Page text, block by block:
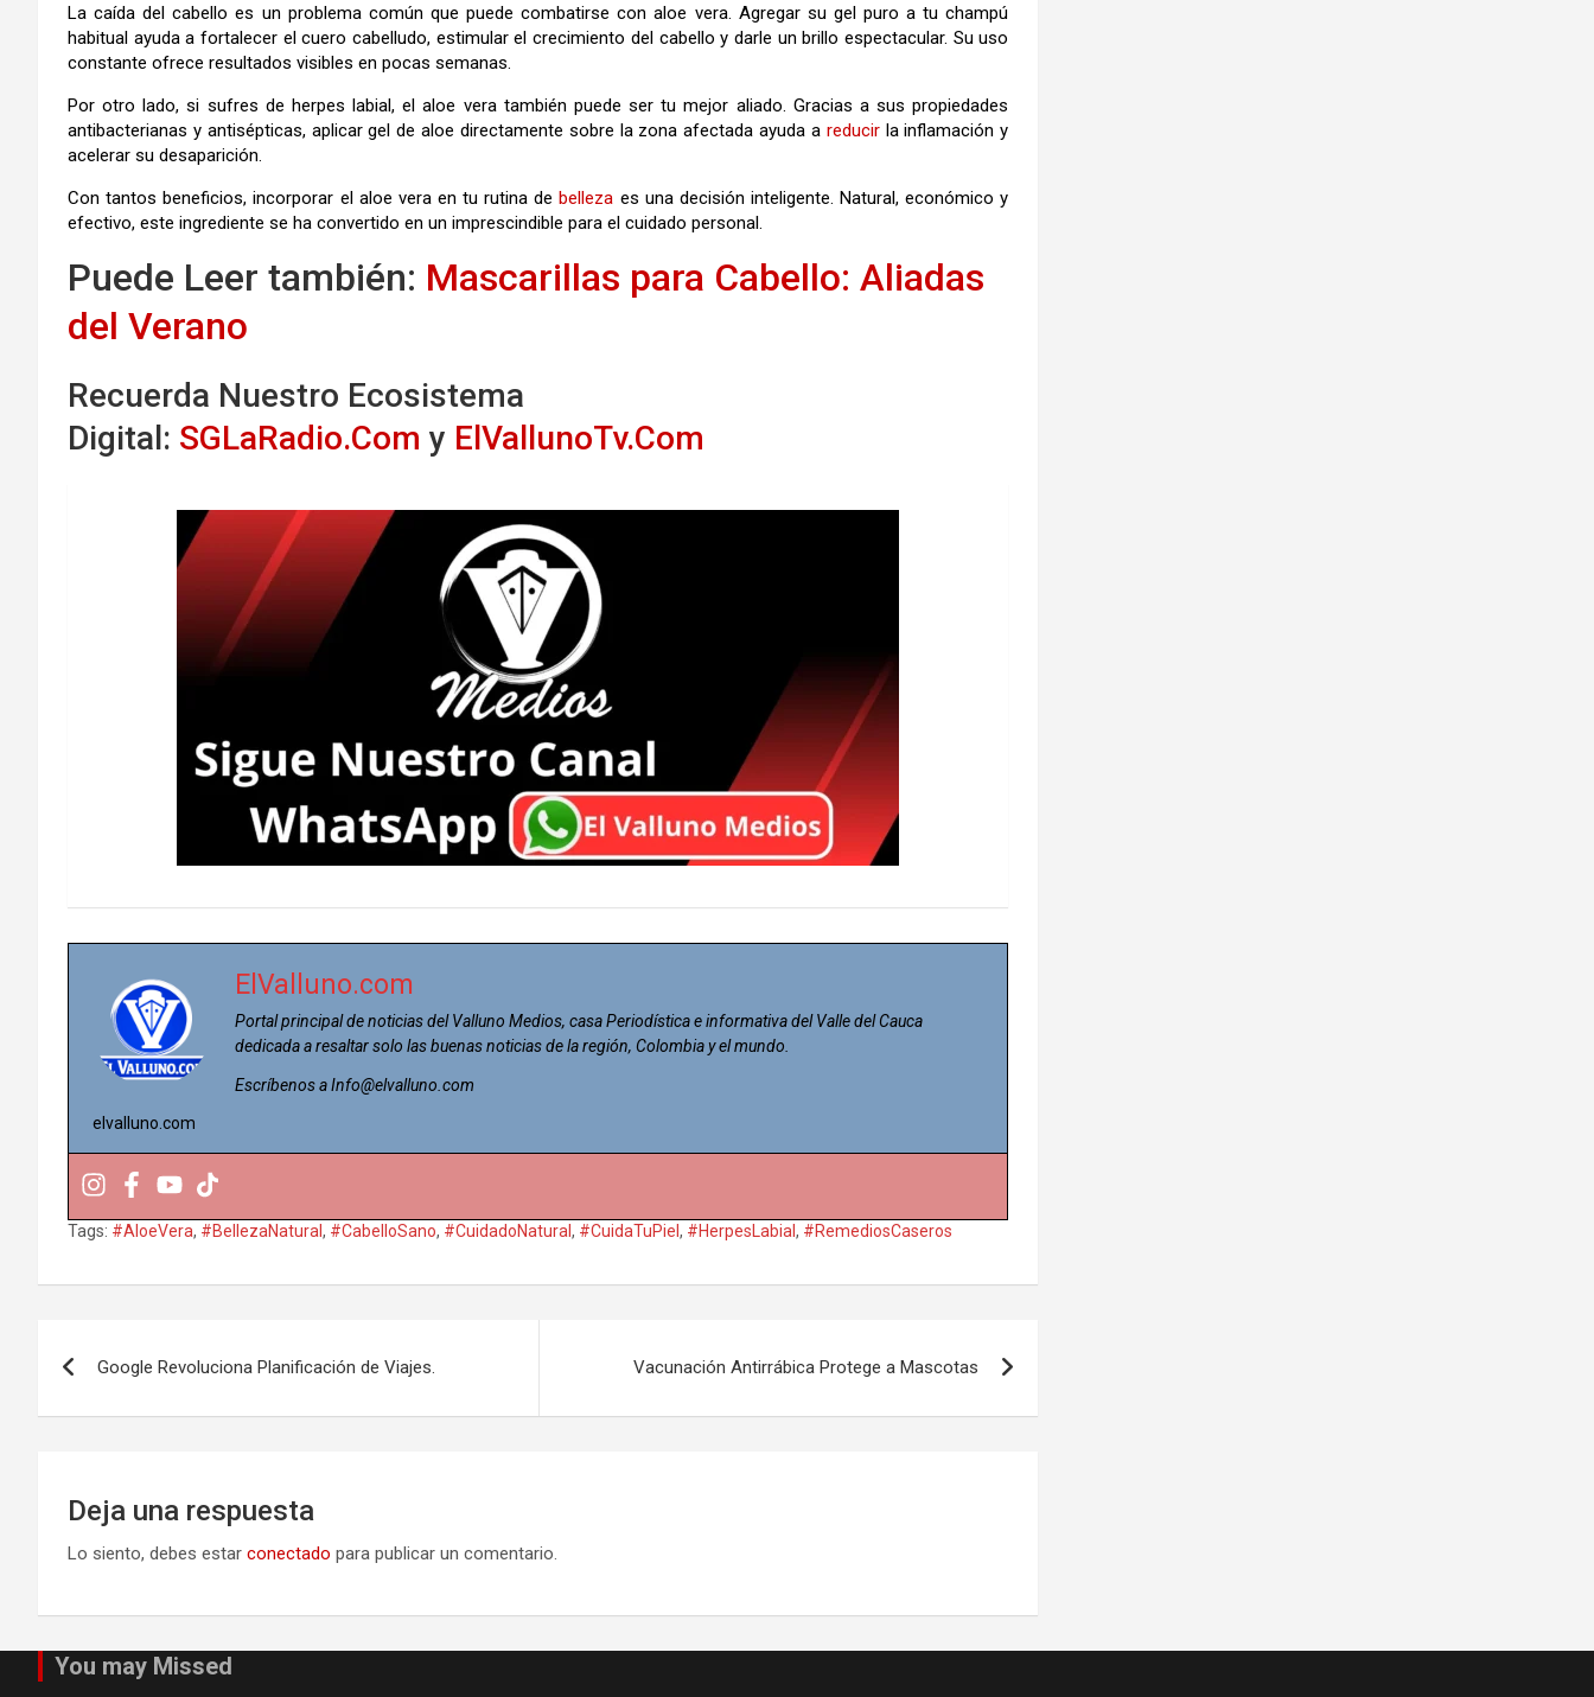
La caída del cabello es un problema común que puede combatirse con aloe vera. Agregar su gel puro a tu champú
habitual ayuda a fortalecer el cuero cabelludo, estimular el crecimiento del cabello y darle un brillo espectacular. Su uso
constante ofrece resultados visibles en pocas semanas.
Por otro lado, si sufres de herpes labial, el aloe vera también puede ser tu mejor aliado. Gracias a sus propiedades
antibacterianas y antisépticas, aplicar gel de aloe directamente sobre la zona afectada ayuda a reducirla inflamación y
acelerar su desaparición.
Con tantos beneficios, incorporar el aloe vera en tu rutina debelleza es una decisión inteligente. Natural, económico y
efectivo, este ingrediente se ha convertido en un imprescindible para el cuidado personal.
Puede Leer también: Mascarillas para Cabello: Aliadas
del Verano
Recuerda Nuestro Ecosistema
Digital: SGLaRadio.Com y ElVallunoTv.Com
ElValluno.com
Portal principal de noticias del Valluno Medios, casa Periodística e informativa del Valle del Cauca
dedicada a resaltar solo las buenas noticias de la región, Colombia y el mundo.
Escríbenos a Info@elvalluno.com
elvalluno.com
Tags: #AloeVera, #BellezaNatural, #CabelloSano, #CuidadoNatural, #CuidaTuPiel , #HerpesLabial, #RemediosCaseros
Google Revoluciona Planificación de Viajes. Vacunación Antirrábica Protege a Mascotas
Deja una respuesta
Lo siento, debes estar conectado para publicar un comentario.
You may Missed